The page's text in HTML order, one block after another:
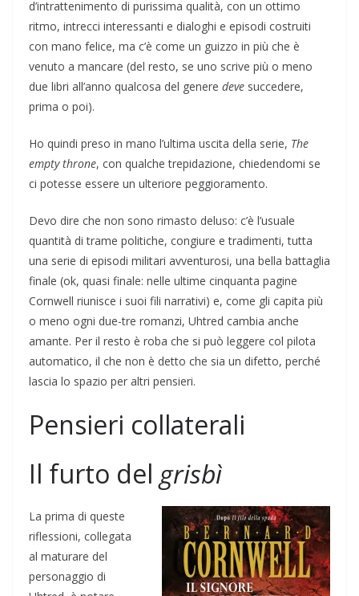
d’intrattenimento di purissima qualità, con un ottimo
ritmo, intrecci interessanti e dialoghi e episodi costruiti
con mano felice, ma c’è come un guizzo in più che è
venuto a mancare (del resto, se uno scrive più o meno
due libri all’anno qualcosa del genere deve succedere,
prima o poi).
Ho quindi preso in mano l’ultima uscita della serie, The
empty throne, con qualche trepidazione, chiedendomi se
ci potesse essere un ulteriore peggioramento.
Devo dire che non sono rimasto deluso: c’è l’usuale
quantità di trame politiche, congiure e tradimenti, tutta
una serie di episodi militari avventurosi, una bella battaglia
finale (ok, quasi finale: nelle ultime cinquanta pagine
Cornwell riunisce i suoi fili narrativi) e, come gli capita più
o meno ogni due-tre romanzi, Uhtred cambia anche
amante. Per il resto è roba che si può leggere col pilota
automatico, il che non è detto che sia un difetto, perché
lascia lo spazio per altri pensieri.
Pensieri collaterali
Il furto del grisbì
La prima di queste
riflessioni, collegata
al maturare del
personaggio di